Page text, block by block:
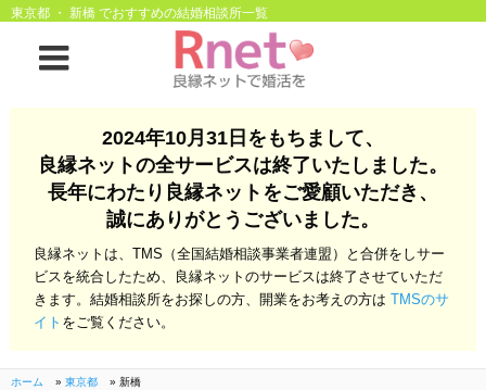
良縁ネットとは
お金のこと
会社概要
よくある質問
東京都 ・ 新橋 でおすすめの結婚相談所一覧
2024年10月31日をもちまして、
良縁ネットの全サービスは終了いたしました。
長年にわたり良縁ネットをご愛顧いただき、
誠にありがとうございました。
良縁ネットは、TMS（全国結婚相談事業者連盟）と合併をしサー
ビスを統合したため、良縁ネットのサービスは終了させていただ
きます。結婚相談所をお探しの方、開業をお考えの方はTMSのサ
イト をご覧ください。
ホーム » 東京都 » 新橋